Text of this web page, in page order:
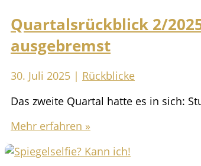
August
warm
flauschig
Quartalsrückblick 2/
ausgebremst
30. Juli 2025 | Rückblicke
Das zweite Quartal hatte es in sich:
Quartalsrückblick
–
Mehr erfahren »